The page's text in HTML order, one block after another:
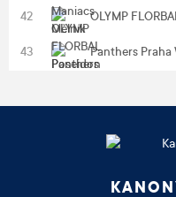
42 OLYMP
43 Panthers Praha